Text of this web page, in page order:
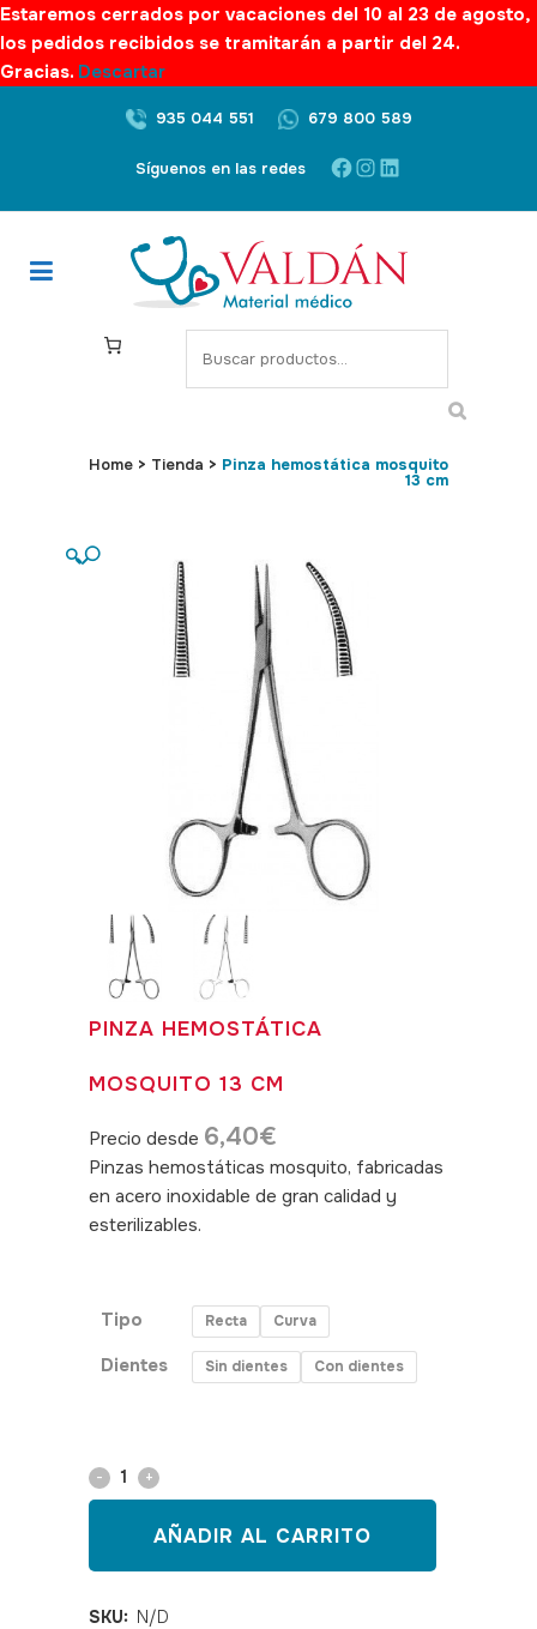
Estaremos cerrados por vacaciones del 10 al 23 de agosto,
los pedidos recibidos se tramitarán a partir del 24.
Gracias. Descartar
935 044 551 679 800 589
Síguenos en las redes Facebook
Instagram
LinkedIn
S
e
c
Home > Tienda > Pinza hemostática mosquito
13 cm
🔍
PINZA HEMOSTÁTICA
MOSQUITO 13 CM
Precio desde 6,40€
Pinzas hemostáticas mosquito, fabricadas
en acero inoxidable de gran calidad y
esterilizables.
Tipo Recta Curva
Dientes Sin dientes Con dientes
Pinza
hemostática
mosquito
13
AÑADIR AL CARRITO
SKU: N/D